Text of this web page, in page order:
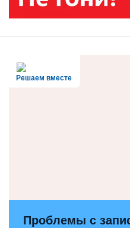
Решаем вместе
Проблемы с